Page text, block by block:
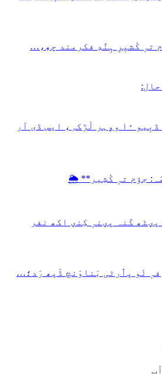
تہٕ کٔشیٖرِ ہٕنٛدِ فکرمند چھِ،…
**رانبیر کنالہ مَنٛز ڈبِیو ۱۰ وۄہر لٔڑکہِ، ایس ڈی آر
جۆم تہٕ کٔشِیر** 🌦️
کَنہ پؠنہٕ کِنؠ اکھ نفر
نٔو پٲرٹی بَناوَنچ ڈَپھ رَد؛…